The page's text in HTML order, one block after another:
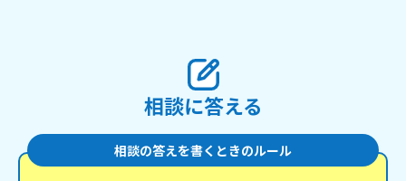
相談に答える
相談の答えを書くときのルール